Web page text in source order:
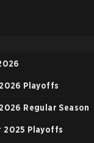
Playoffs
Regular Season
2025 Playoffs